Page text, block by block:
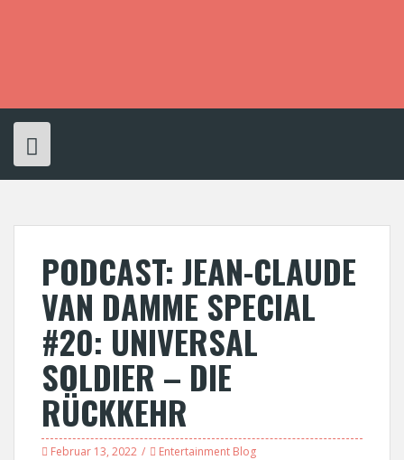
PODCAST: JEAN-CLAUDE
VAN DAMME SPECIAL
#20: UNIVERSAL
SOLDIER – DIE
RÜCKKEHR
Februar 13, 2022 Entertainment Blog